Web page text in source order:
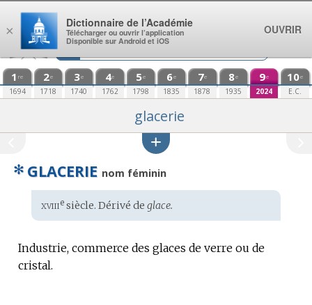
Aller au contenu
1 re
1694
2e
1718
3e
1740
4e
1762
5e
1798
6e
1835
7e
1878
8e
1935
9e
2024
10e
E.C.
glacerie
✻ GLACERIE nom féminin
Étymologie
:
xviiiesiècle. Dérivé de glace.
Industrie, commerce des glaces de verre ou de
cristal.
×
Dictionnaire de l’Académie
Télécharger ou ouvrir l’application
Disponible sur Android et iOS
OUVRIR